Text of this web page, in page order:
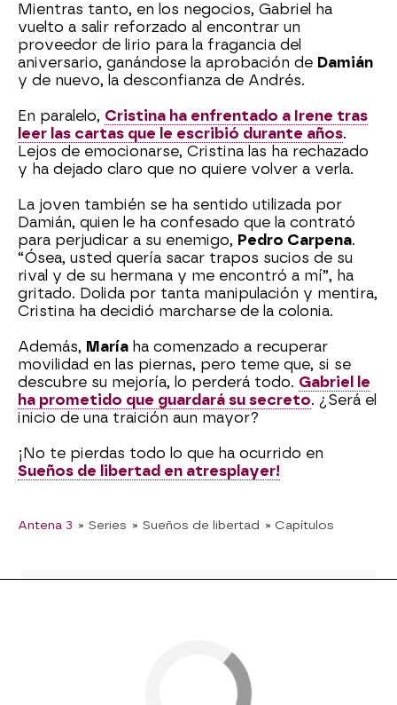
Mientras tanto, en los negocios, Gabriel ha
vuelto a salir reforzado al encontrar un
proveedor de lirio para la fragancia del
aniversario, ganándose la aprobación de Damián
y de nuevo, la desconfianza de Andrés.
En paralelo, Cristina ha enfrentado a Irene tras
leer las cartas que le escribió durante años.
Lejos de emocionarse, Cristina las ha rechazado
y ha dejado claro que no quiere volver a verla.
La joven también se ha sentido utilizada por
Damián, quien le ha confesado que la contrató
para perjudicar a su enemigo, Pedro Carpena.
“Ósea, usted quería sacar trapos sucios de su
rival y de su hermana y me encontró a mí”, ha
gritado. Dolida por tanta manipulación y mentira,
Cristina ha decidió marcharse de la colonia.
Además, María ha comenzado a recuperar
movilidad en las piernas, pero teme que, si se
descubre su mejoría, lo perderá todo. Gabriel le
ha prometido que guardará su secreto. ¿Será el
inicio de una traición aun mayor?
¡No te pierdas todo lo que ha ocurrido en
Sueños de libertad en atresplayer!
Antena 3 » Series » Sueños de libertad » Capítulos